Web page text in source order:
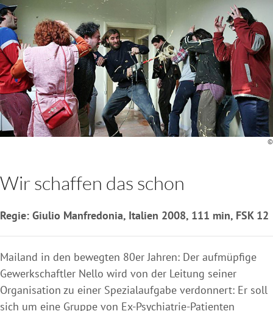
©
Wir schaffen das schon
Regie: Giulio Manfredonia, Italien 2008, 111 min, FSK 12
Mailand in den bewegten 80er Jahren: Der aufmüpfige
Gewerkschaftler Nello wird von der Leitung seiner
Organisation zu einer Spezialaufgabe verdonnert: Er soll
sich um eine Gruppe von Ex-Psychiatrie-Patienten